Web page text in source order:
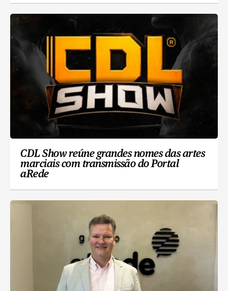
CDL Show reúne grandes nomes das artes
marciais com transmissão do Portal
aRede